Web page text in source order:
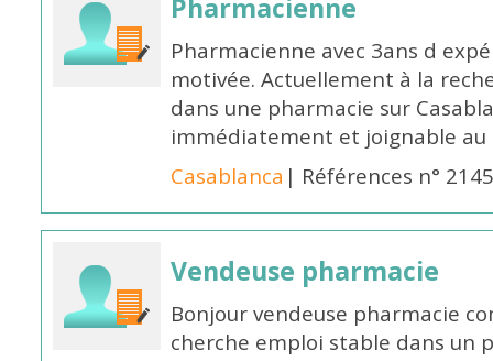
Pharmacienne
Pharmacienne avec 3ans d
motivée. Actuellement à la
dans une pharmacie sur
immédiatement et joignable au
Casablanca | Références n°
Vendeuse pharmacie
Bonjour vendeuse pharmacie
cherche emploi stable dans un